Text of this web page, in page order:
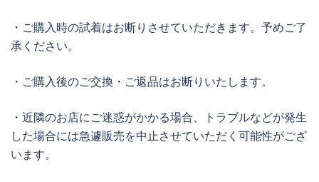
・ご購入時の試着はお断りさせていただきます。予めご了
承ください。
・ご購入後のご交換・ご返品はお断りいたします。
・近隣のお店にご迷惑がかかる場合、トラブルなどが発生
した場合には急遽販売を中止させていただく可能性がござ
います。